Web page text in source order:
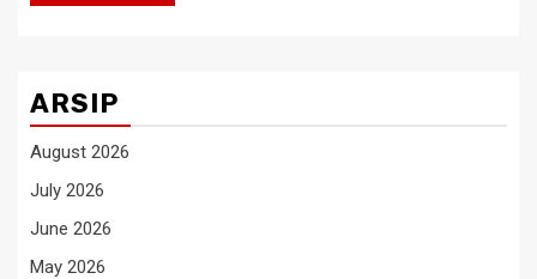
ARSIP
August 2026
July 2026
June 2026
May 2026